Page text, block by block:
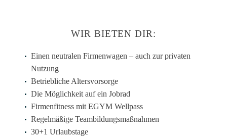
WIR BIETEN DIR:
Einen neutralen Firmenwagen – auch zur privaten
Nutzung
Betriebliche Altersvorsorge
Die Möglichkeit auf ein Jobrad
Firmenfitness mit EGYM Wellpass
Regelmäßige Teambildungsmaßnahmen
30+1 Urlaubstage